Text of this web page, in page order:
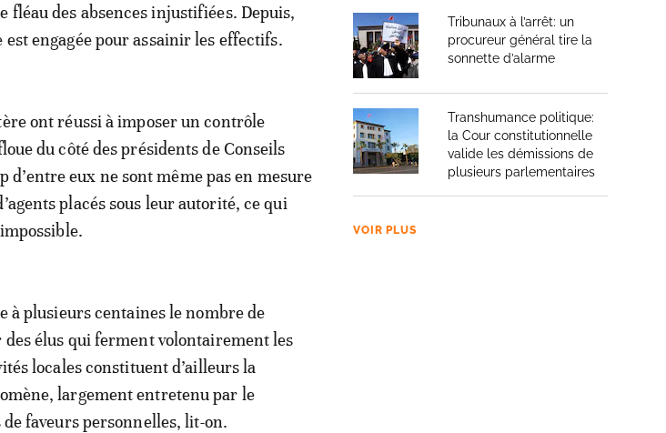
des absences injustifiées. Depuis,
engagée pour assainir les effectifs.
ont réussi à imposer un contrôle
du côté des présidents de Conseils
eux ne sont même pas en mesure
placés sous leur autorité, ce qui
à plusieurs centaines le nombre de
des élus qui ferment volontairement les
locales constituent d’ailleurs la
largement entretenu par le
faveurs personnelles, lit-on.
Tribunaux à l’arrêt: un
procureur général tire la
sonnette d’alarme
Transhumance politique:
la Cour constitutionnelle
valide les démissions de
plusieurs parlementaires
VOIR PLUS